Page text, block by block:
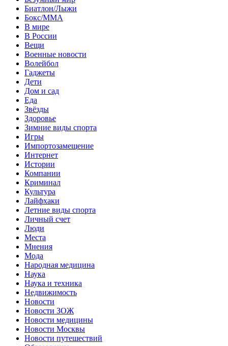
Биатлон/Лыжи
Бокс/MMA
В мире
В России
Вещи
Военные новости
Волейбол
Гаджеты
Дети
Дом и сад
Еда
Звёзды
Здоровье
Зимние виды спорта
Игры
Импортозамещение
Интернет
Истории
Компании
Криминал
Культура
Лайфхаки
Летние виды спорта
Личный счет
Люди
Места
Мнения
Мода
Народная медицина
Наука
Наука и техника
Недвижимость
Новости
Новости ЗОЖ
Новости медицины
Новости Москвы
Новости путешествий